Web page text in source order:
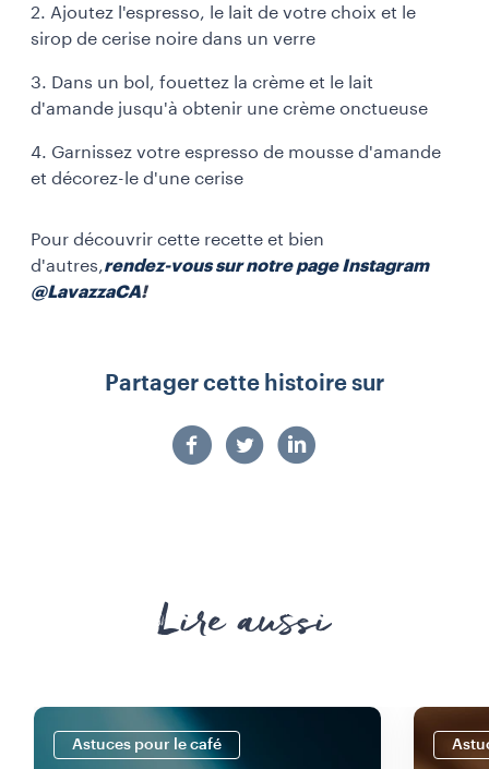
2. Ajoutez l'espresso, le lait de votre choix et le
sirop de cerise noire dans un verre
3. Dans un bol, fouettez la crème et le lait
d'amande jusqu'à obtenir une crème onctueuse
4. Garnissez votre espresso de mousse d'amande
et décorez-le d'une cerise
Pour découvrir cette recette et bien
d'autres,rendez-vous sur notre page Instagram
@LavazzaCA!
Partager cette histoire sur
Lire aussi
Astuces pour le café